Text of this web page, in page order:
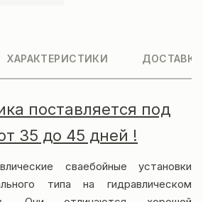
ХАРАКТЕРИСТИКИ
поставляется под
35 до 45 дней !
сваебойные установки
типа на гидравлическом